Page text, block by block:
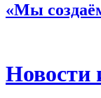
«Мы
Новости